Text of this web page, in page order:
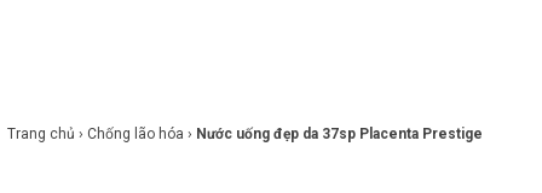
FEATURED BRAND
Trang chủ › Chống lão hóa › Nước uống đẹp da 37sp Placenta Prestige